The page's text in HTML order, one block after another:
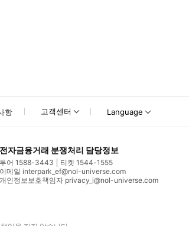
항 고객센터 Language
전자금융거래 분쟁처리 담당정보
투어 1588-3443
티켓 1544-1555
이메일 interpark_ef@nol-universe.com
개인정보보호책임자 privacy_i@nol-universe.com